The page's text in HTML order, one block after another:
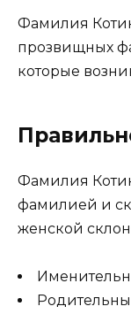
Фамилия
прозвищных
которые
Фамилия
фамилией и
женской